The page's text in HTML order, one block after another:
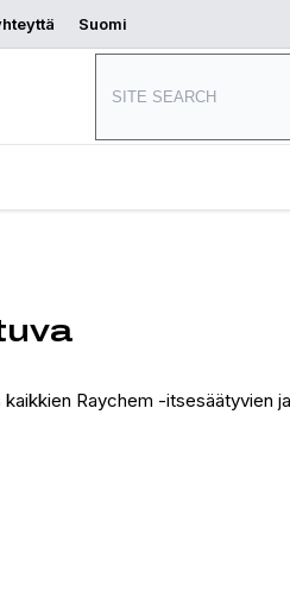
Suomi
Mistä ostaa
Raychem -itsesäätyvien